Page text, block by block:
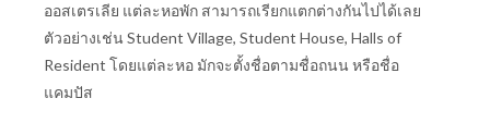
ออสเตรเลีย แต่ละหอพัก สามารถเรียกแตกต่างกันไปได้เลย
ตัวอย่างเช่น Student Village, Student House, Halls of
Resident โดยแต่ละหอ มักจะตั้งชื่อตามชื่อถนน หรือชื่อ
แคมปัส